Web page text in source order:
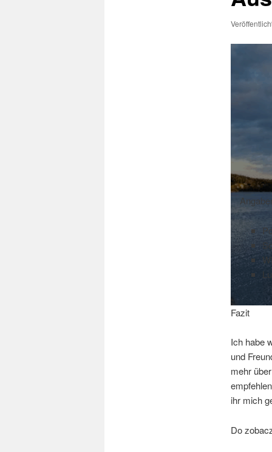
Fazit
Ich habe
und
mehr
ihr mich
Do